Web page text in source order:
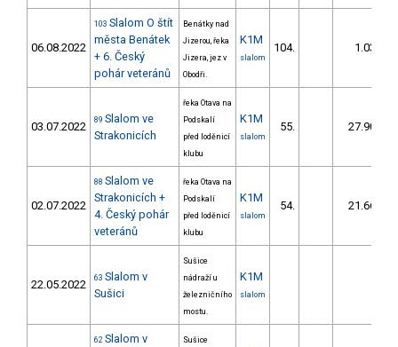
06.08.2022
103 Slalom O štít
města Benátek
+ 6. Český
pohár veteránů
Benátky nad
Jizerou, řeka
Jizera, jez v
Obodři.
K1M
slalom
104. 1.03
03.07.2022 89 Slalom ve
Strakonicích
řeka Otava na
Podskalí
před loděnicí
klubu
K1M
slalom
55. 27.90
02.07.2022
88 Slalom ve
Strakonicích +
4. Český pohár
veteránů
řeka Otava na
Podskalí
před loděnicí
klubu
K1M
slalom
54. 21.66
22.05.2022 63 Slalom v
Sušici
Sušice
nádraží u
železničního
mostu.
K1M
slalom
62 Slalom v
Sušice